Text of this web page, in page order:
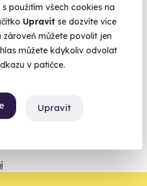
použitím všech cookies na
Upravit se dozvíte více
můžete povolit jen
můžete kdykoliv odvolat
v patičce.
Upravit
myslí
nejvyšší
zážitkových